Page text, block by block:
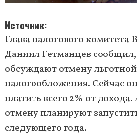
Источник
Глава налогового комитета
Даниил Гетманцев сообщил,
обсуждают отмену
налогообложения. Сейчас
платить всего 2% от
отмену планируют
следующего года.